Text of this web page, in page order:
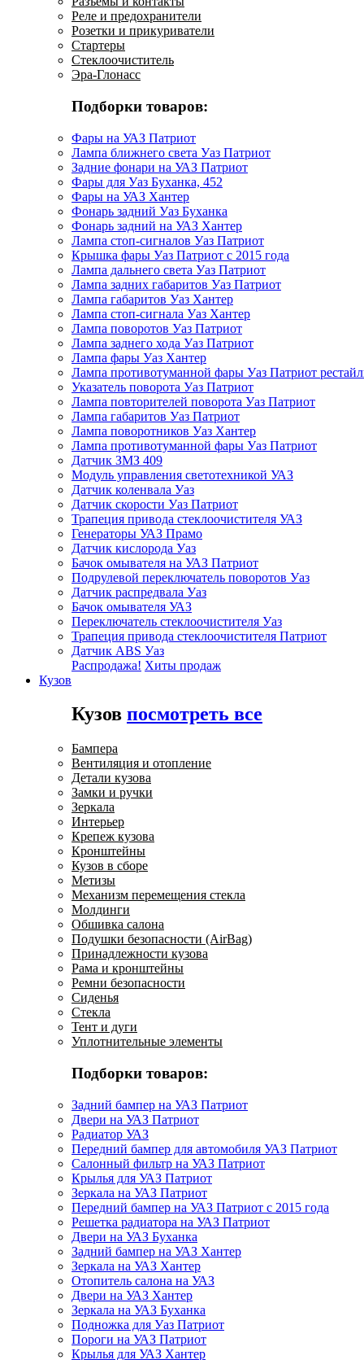
Реле и предохранители
Розетки и прикуриватели
Стартеры
Стеклоочиститель
Эра-Глонасс
Подборки товаров:
Фары на УАЗ Патриот
Лампа ближнего света Уаз Патриот
Задние фонари на УАЗ Патриот
Фары для Уаз Буханка, 452
Фары на УАЗ Хантер
Фонарь задний Уаз Буханка
Фонарь задний на УАЗ Хантер
Лампа стоп-сигналов Уаз Патриот
Крышка фары Уаз Патриот с 2015 года
Лампа дальнего света Уаз Патриот
Лампа задних габаритов Уаз Патриот
Лампа габаритов Уаз Хантер
Лампа стоп-сигнала Уаз Хантер
Лампа поворотов Уаз Патриот
Лампа заднего хода Уаз Патриот
Лампа фары Уаз Хантер
Лампа противотуманной фары Уаз Патриот
Указатель поворота Уаз Патриот
Лампа повторителей поворота Уаз Патриот
Лампа габаритов Уаз Патриот
Лампа поворотников Уаз Хантер
Лампа противотуманной фары Уаз Патриот
Датчик ЗМЗ 409
Модуль управления светотехникой УАЗ
Датчик коленвала Уаз
Датчик скорости Уаз Патриот
Трапеция привода стеклоочистителя УАЗ
Генераторы УАЗ Прамо
Датчик кислорода Уаз
Бачок омывателя на УАЗ Патриот
Подрулевой переключатель поворотов Уаз
Датчик распредвала Уаз
Бачок омывателя УАЗ
Переключатель стеклоочистителя Уаз
Трапеция привода стеклоочистителя Патриот
Датчик ABS Уаз
Распродажа! Хиты продаж
Кузов
Кузов посмотреть все
Бампера
Вентиляция и отопление
Детали кузова
Замки и ручки
Зеркала
Интерьер
Крепеж кузова
Кронштейны
Кузов в сборе
Метизы
Механизм перемещения стекла
Молдинги
Обшивка салона
Подушки безопасности (AirBag)
Принадлежности кузова
Рама и кронштейны
Ремни безопасности
Сиденья
Стекла
Тент и дуги
Уплотнительные элементы
Подборки товаров:
Задний бампер на УАЗ Патриот
Двери на УАЗ Патриот
Радиатор УАЗ
Передний бампер для автомобиля УАЗ Патриот
Салонный фильтр на УАЗ Патриот
Крылья для УАЗ Патриот
Зеркала на УАЗ Патриот
Передний бампер на УАЗ Патриот с 2015 года
Решетка радиатора на УАЗ Патриот
Двери на УАЗ Буханка
Задний бампер на УАЗ Хантер
Зеркала на УАЗ Хантер
Отопитель салона на УАЗ
Двери на УАЗ Хантер
Зеркала на УАЗ Буханка
Подножка для Уаз Патриот
Пороги на УАЗ Патриот
Крылья для УАЗ Хантер